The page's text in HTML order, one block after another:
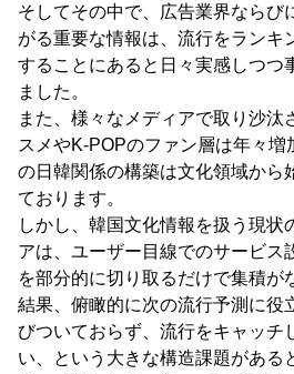
そしてその中で、広告業界ならび
がる重要な情報は、流行をランキ
することにあると日々実感しつつ
ました。
また、様々なメディアで取り沙汰
スメやK-POPのファン層は年々増
の日韓関係の構築は文化領域から
ております。
しかし、韓国文化情報を扱う現状
アは、ユーザー目線でのサービス
を部分的に切り取るだけで集積が
結果、俯瞰的に次の流行予測に役
びついておらず、流行をキャッチ
い、という大きな構造課題がある